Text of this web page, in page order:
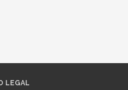
LEGAL